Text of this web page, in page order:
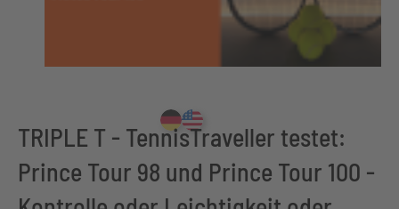
TRIPLE T - TennisTraveller testet:
Prince Tour 98 und Prince Tour 100 -